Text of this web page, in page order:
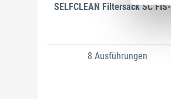
SELFCLEAN Filtersack SC
8 Ausführungen